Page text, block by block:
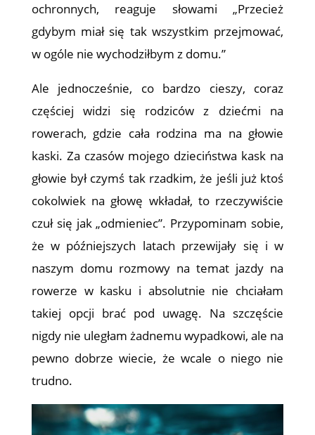
ochronnych, reaguje słowami „Przecież
gdybym miał się tak wszystkim przejmować,
w ogóle nie wychodziłbym z domu.”
Ale jednocześnie, co bardzo cieszy, coraz
częściej widzi się rodziców z dziećmi na
rowerach, gdzie cała rodzina ma na głowie
kaski. Za czasów mojego dzieciństwa kask na
głowie był czymś tak rzadkim, że jeśli już ktoś
cokolwiek na głowę wkładał, to rzeczywiście
czuł się jak „odmieniec”. Przypominam sobie,
że w późniejszych latach przewijały się i w
naszym domu rozmowy na temat jazdy na
rowerze w kasku i absolutnie nie chciałam
takiej opcji brać pod uwagę. Na szczęście
nigdy nie uległam żadnemu wypadkowi, ale na
pewno dobrze wiecie, że wcale o niego nie
trudno.